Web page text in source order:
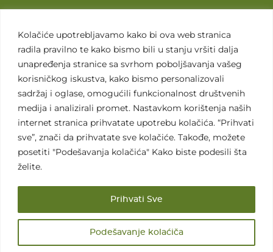
Kolačiće upotrebljavamo kako bi ova web stranica
radila pravilno te kako bismo bili u stanju vršiti dalja
unapređenja stranice sa svrhom poboljšavanja vašeg
korisničkog iskustva, kako bismo personalizovali
sadržaj i oglase, omogućili funkcionalnost društvenih
medija i analizirali promet. Nastavkom korištenja naših
internet stranica prihvatate upotrebu kolačića. “Prihvati
sve”, znači da prihvatate sve kolačiće. Takođe, možete
posetiti "Podešavanja kolačića" Kako biste podesili šta
želite.
Podešavanje kolaćiča
Prihvati Sve
Svet poljoprivrede
Marketing usluge
Tražimo saradnike
Kontakt
Kontakt
Sva prava zadržana. 2007 - 2026. © Agromedia d.o.o.
Uslovi korišćenja
Politika privatnosti
Uslovi korišćenja i kupovine